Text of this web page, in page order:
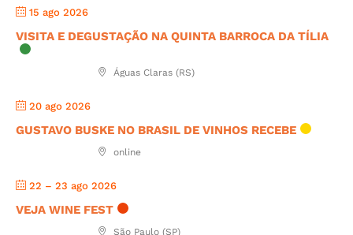
15 ago 2026
VISITA E DEGUSTAÇÃO NA QUINTA BARROCA DA TÍLIA
Águas Claras (RS)
20 ago 2026
GUSTAVO BUSKE NO BRASIL DE VINHOS RECEBE
online
22 – 23 ago 2026
VEJA WINE FEST
São Paulo (SP)